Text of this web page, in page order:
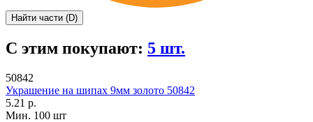
Найти части (D)
С этим покупают: 5 шт.
50842
Украшение на шипах 9мм золото 50842
5.21 р.
Мин. 100 шт